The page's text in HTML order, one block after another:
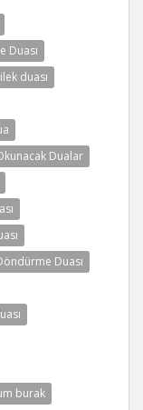
Duası
duası
Dualar
Duası
burak